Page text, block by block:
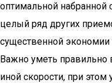
оптимальной набранной
целый ряд других
существенной экономии
Важно уметь правильно
иной скорости, при